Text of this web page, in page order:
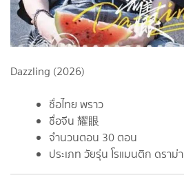
Dazzling (2026)
ชื่อไทย พราว
ชื่อจีน 耀眼
จำนวนตอน 30 ตอน
ประเภท วัยรุ่น โรแมนติก ดราม่า